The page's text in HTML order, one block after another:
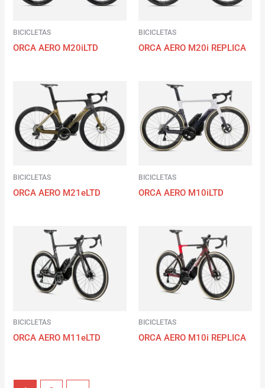
BICICLETAS
ORCA AERO M20iLTD
BICICLETAS
ORCA AERO M20i REPLICA
BICICLETAS
ORCA AERO M21eLTD
BICICLETAS
ORCA AERO M10iLTD
BICICLETAS
ORCA AERO M11eLTD
BICICLETAS
ORCA AERO M10i REPLICA